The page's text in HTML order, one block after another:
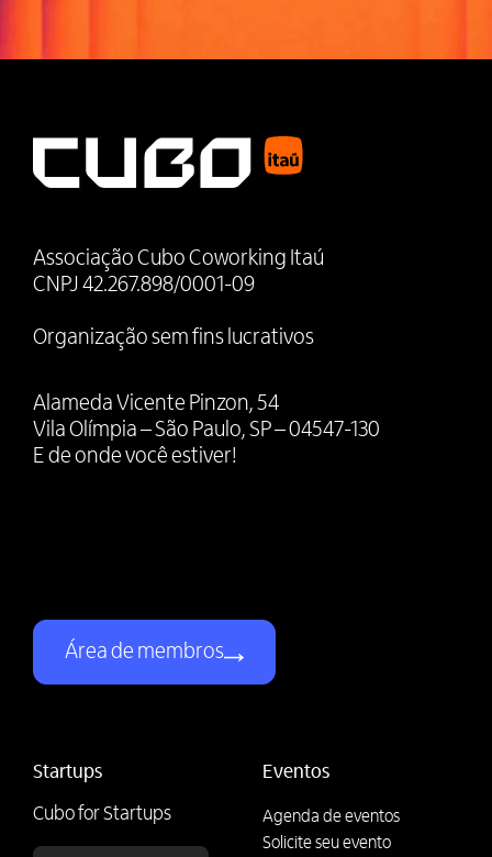
Associação Cubo Coworking Itaú
CNPJ 42.267.898/0001-09
Organização sem fins lucrativos
Alameda Vicente Pinzon, 54
Vila Olímpia – São Paulo, SP – 04547-130
E de onde você estiver!
Área de membros
Startups
Cubo for Startups
Eventos
Agenda de eventos
Solicite seu evento